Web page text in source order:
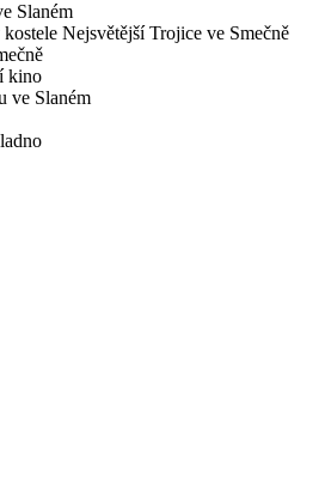
Slaném
Nejsvětější Trojice ve Smečně
kino
ve Slaném